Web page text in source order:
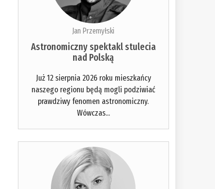
Jan Przemyłski
Astronomiczny spektakl stulecia
nad Polską
Już 12 sierpnia 2026 roku mieszkańcy
naszego regionu będą mogli podziwiać
prawdziwy fenomen astronomiczny.
Wówczas...